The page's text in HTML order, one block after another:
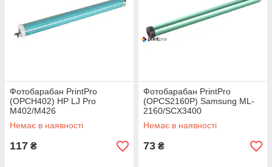
Фотобарабан PrintPro
(OPCH402) HP LJ Pro
M402/M426
Немає в наявності
117 ₴
Фотобарабан PrintPro
(OPCS2160P) Samsung ML-
2160/SCX3400
Немає в наявності
73 ₴